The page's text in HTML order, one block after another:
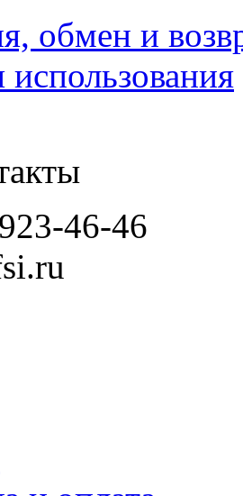
обмен и
использования
46-46